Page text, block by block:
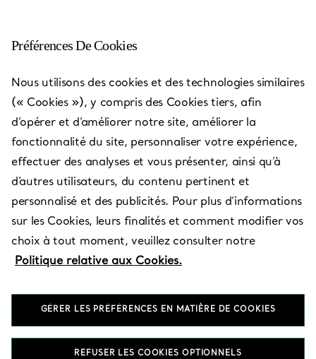
Les adresses Tiffany & Co.— Boutiques
Pays/Région
Accueil / Trouver une boutique /
Liste des boutiques
Préférences De Cookies
Nous utilisons des cookies et des technologies similaires
(« Cookies »), y compris des Cookies tiers, afin
d’opérer et d’améliorer notre site, améliorer la
fonctionnalité du site, personnaliser votre expérience,
effectuer des analyses et vous présenter, ainsi qu’à
d’autres utilisateurs, du contenu pertinent et
personnalisé et des publicités. Pour plus d’informations
sur les Cookies, leurs finalités et comment modifier vos
choix à tout moment, veuillez consulter notre
Politique relative aux Cookies.
GÉRER LES PRÉFÉRENCES EN MATIÈRE DE COOKIES
REFUSER LES COOKIES OPTIONNELS